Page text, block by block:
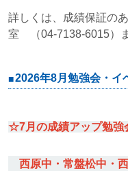
詳しくは、成績保証の
室 （04-7138-6015）
2026年8月勉強会・イ
☆7月の成績アップ勉
西原中・常盤松中・